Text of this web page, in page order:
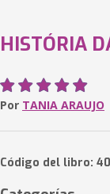
HISTÓRIA
Por TANIA ARAUJO
Código del libro: